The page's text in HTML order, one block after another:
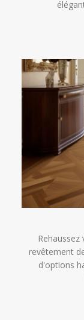
revêtement
d'options